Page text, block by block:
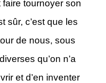
faire tournoyer son
sûr, c’est que les
de nous, sous
qu’on n’a
et d’en inventer